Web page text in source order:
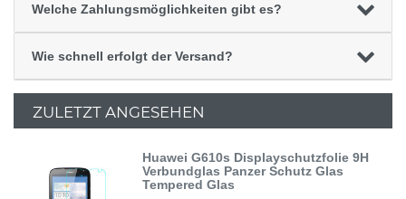
Welche Zahlungsmöglichkeiten gibt es?
Wie schnell erfolgt der Versand?
ZULETZT ANGESEHEN
Huawei G610s Displayschutzfolie 9H
Verbundglas Panzer Schutz Glas
Tempered Glas